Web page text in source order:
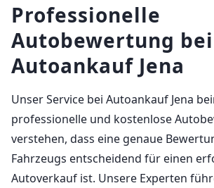
Professionelle
Autobewertung bei
Autoankauf Jena
Unser Service bei Autoankauf Jena
professionelle und kostenlose
verstehen, dass eine genaue
Fahrzeugs entscheidend für einen
Autoverkauf ist. Unsere Experten